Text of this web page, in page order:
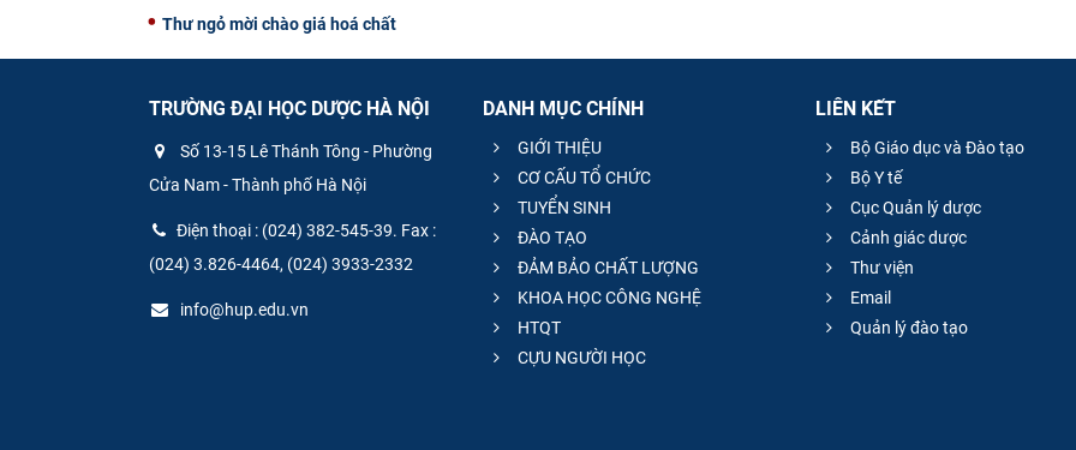
Thư ngỏ mời chào giá hoá chất
TRƯỜNG ĐẠI HỌC DƯỢC HÀ NỘI
Số 13-15 Lê Thánh Tông - Phường
Cửa Nam - Thành phố Hà Nội
Điện thoại : (024) 382-545-39. Fax :
(024) 3.826-4464, (024) 3933-2332
info@hup.edu.vn
DANH MỤC CHÍNH
GIỚI THIỆU
CƠ CẤU TỔ CHỨC
TUYỂN SINH
ĐÀO TẠO
ĐẢM BẢO CHẤT LƯỢNG
KHOA HỌC CÔNG NGHỆ
HTQT
CỰU NGƯỜI HỌC
LIÊN KẾT
Bộ Giáo dục và Đào tạo
Bộ Y tế
Cục Quản lý dược
Cảnh giác dược
Thư viện
Email
Quản lý đào tạo